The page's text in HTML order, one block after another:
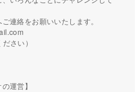
連絡をお願いいたします。
さい）
運営】